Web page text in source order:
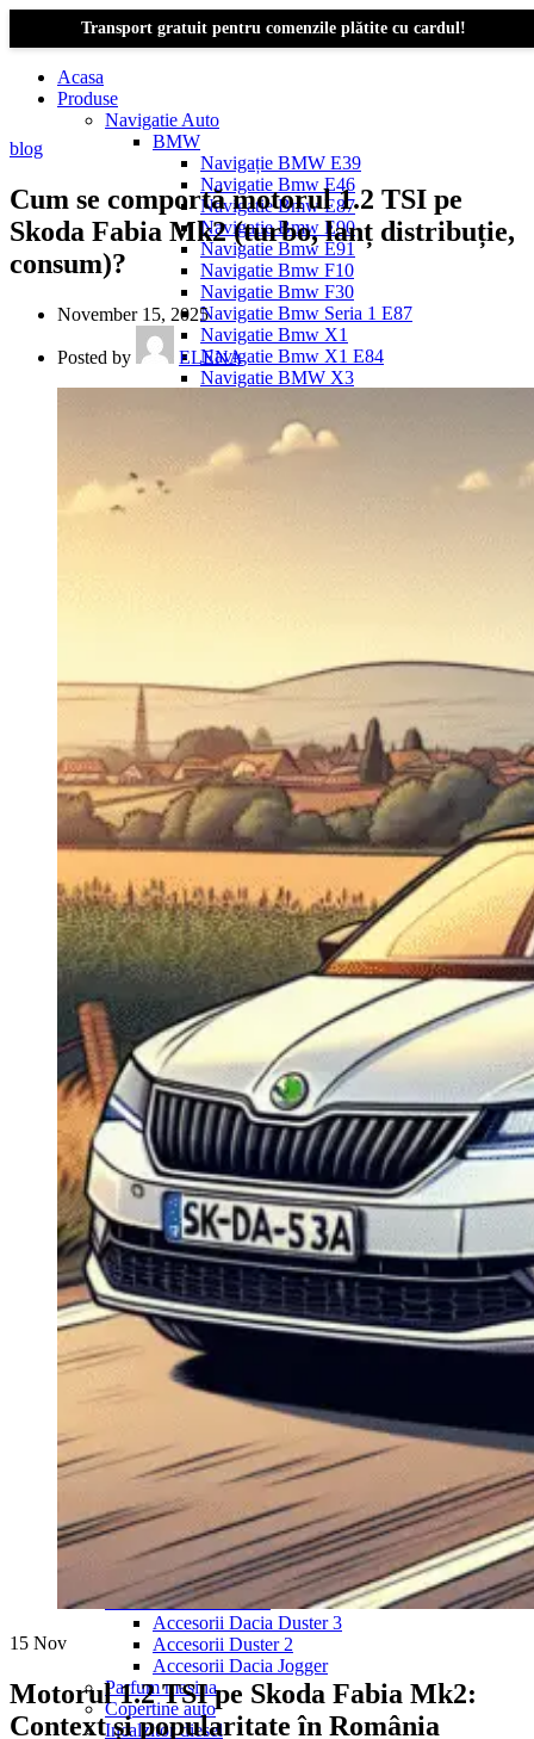
Transport gratuit pentru comenzile plătite cu cardul!
Acasa
Produse
Navigatie Auto
BMW
Navigație BMW E39
Navigatie Bmw E46
Navigatie Bmw E87
Navigatie Bmw E90
Navigatie Bmw E91
Navigatie Bmw F10
Navigatie Bmw F30
Navigatie Bmw Seria 1 E87
Navigatie Bmw X1
Navigatie Bmw X1 E84
Navigatie BMW X3
Navigatie BMW X3 f25
Dacia Logan
Navigație Dacia Logan 1 (2004–2012)
Navigație Dacia Logan 2 (2012–2020)
Navigatie Audi A4 B6
Navigatie Audi A4 B7
Navigatie Audi A4 B8
Navigatie Audi A5
Navigatie Audi A6 C5
Navigatie Audi A6 C6
Navigatie Audi A6 C7
Navigatie Audi Q5
Ford
Navigație Ford Fiesta
Navigație Ford Focus 2
Navigație Ford Focus MK3
Navigație Ford Mondeo MK3
Navigație Ford Mondeo MK4
Navigație Ford Transit
Mercedes
Navigație Mercedes C Class W203
Navigație Mercedes C Class W204
Navigație Mercedes W203
Navigație Mercedes W204
Navigație Mercedes W211
Navigație Mercedes Sprinter
Passat
Navigație Passat B5
Navigație Passat B5 5
Navigație Passat B6
Navigație Passat B7
Navigație Passat B8
Navigație Passat CC
Skoda
Navigație Skoda Fabia 1
Navigație Skoda Fabia 2
Navigație Skoda Octavia 2
Navigație Skoda Octavia 3
Navigație Skoda Rapid
Navigație Skoda Superb 1
Navigație Skoda Superb 2
Navigație Toyota Avensis T25
Portbagaj Plafon Auto
Sub 350 Litri
Peste 350 Litri
Peste 450 litri
Accesorii auto masina
Accesorii Dacia Duster 3
Accesorii Duster 2
Accesorii Dacia Jogger
Parfum masina
Copertine auto
Incalzitor diesel
blog
Cum se comportă motorul 1.2 TSI pe
Skoda Fabia Mk2 (turbo, lanț distribuție,
consum)?
November 15, 2025
Posted by ELENA
15 Nov
Motorul 1.2 TSI pe Skoda Fabia Mk2:
Context și popularitate în România